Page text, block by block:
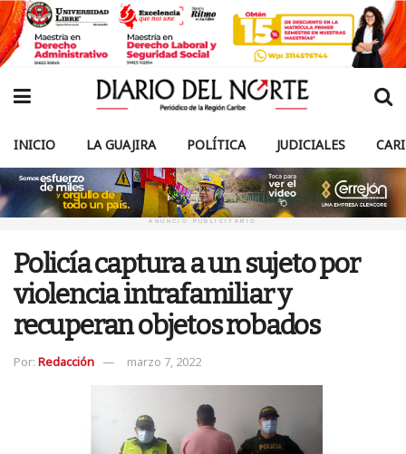
INICIO LA GUAJIRA POLÍTICA JUDICIALES
ANUNCIO PUBLICITARIO
Policía captura a un sujeto por
violencia intrafamiliar y
recuperan objetos robados
Por: Redacción marzo 7, 2022